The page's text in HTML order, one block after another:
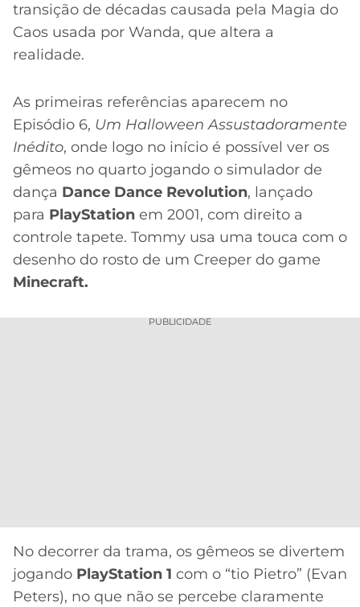
transição de décadas causada pela Magia do
Caos usada por Wanda, que altera a
realidade.
As primeiras referências aparecem no
Episódio 6, Um Halloween Assustadoramente
Inédito, onde logo no início é possível ver os
gêmeos no quarto jogando o simulador de
dança Dance Dance Revolution, lançado
para PlayStation em 2001, com direito a
controle tapete. Tommy usa uma touca com o
desenho do rosto de um Creeper do game
Minecraft.
PUBLICIDADE
No decorrer da trama, os gêmeos se divertem
jogando PlayStation 1 com o “tio Pietro” (Evan
Peters), no que não se percebe claramente